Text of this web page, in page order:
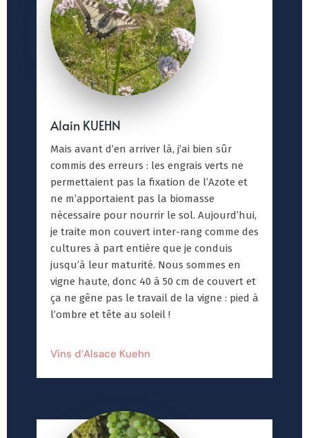
Alain KUEHN
Mais avant d’en arriver là, j’ai bien sûr
commis des erreurs : les engrais verts ne
permettaient pas la fixation de l’Azote et
ne m’apportaient pas la biomasse
nécessaire pour nourrir le sol. Aujourd’hui,
je traite mon couvert inter-rang comme des
cultures à part entière que je conduis
jusqu’à leur maturité. Nous sommes en
vigne haute, donc 40 à 50 cm de couvert et
ça ne gêne pas le travail de la vigne : pied à
l’ombre et tête au soleil !
Vins d’Alsace Kuehn